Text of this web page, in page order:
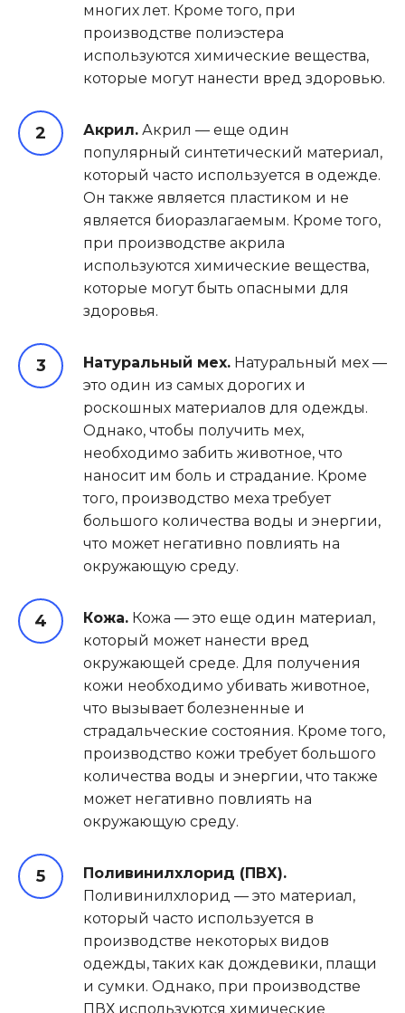
многих лет. Кроме того, при
производстве полиэстера
используются химические вещества,
которые могут нанести вред здоровью.
Акрил. Акрил — еще один
популярный синтетический материал,
который часто используется в одежде.
Он также является пластиком и не
является биоразлагаемым. Кроме того,
при производстве акрила
используются химические вещества,
которые могут быть опасными для
здоровья.
Натуральный мех. Натуральный мех —
это один из самых дорогих и
роскошных материалов для одежды.
Однако, чтобы получить мех,
необходимо забить животное, что
наносит им боль и страдание. Кроме
того, производство меха требует
большого количества воды и энергии,
что может негативно повлиять на
окружающую среду.
Кожа. Кожа — это еще один материал,
который может нанести вред
окружающей среде. Для получения
кожи необходимо убивать животное,
что вызывает болезненные и
страдальческие состояния. Кроме того,
производство кожи требует большого
количества воды и энергии, что также
может негативно повлиять на
окружающую среду.
Поливинилхлорид (ПВХ).
Поливинилхлорид — это материал,
который часто используется в
производстве некоторых видов
одежды, таких как дождевики, плащи
и сумки. Однако, при производстве
ПВХ используются химические